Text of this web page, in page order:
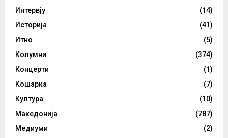
Интервју
(14)
Историја
(41)
Итно
(5)
Колумни
(374)
Концерти
(1)
Кошарка
(7)
Култура
(10)
Македонија
(787)
Медиуми
(2)